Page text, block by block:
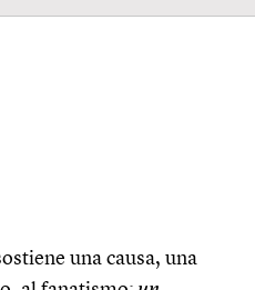
una causa, una